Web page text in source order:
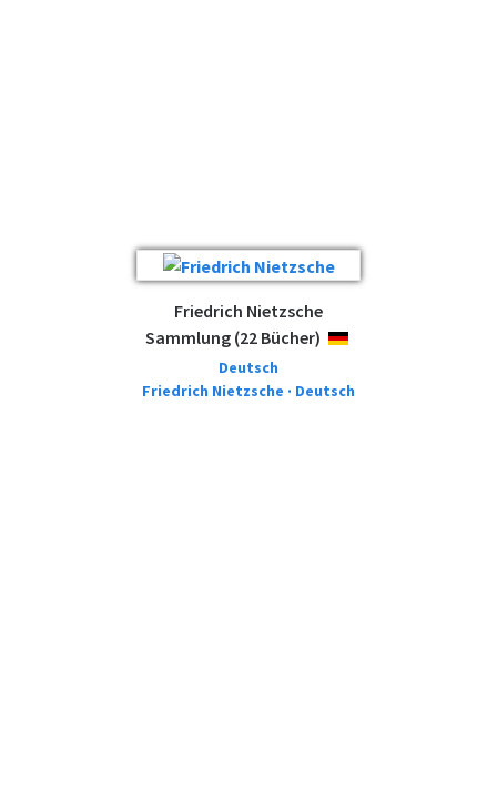
Friedrich Nietzsche
Sammlung (22 Bücher)
DEUTSCH
Deutsch
Friedrich Nietzsche · Deutsch